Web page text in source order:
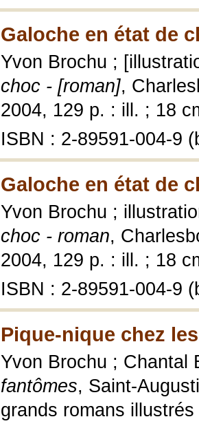
Galoche en état de
Yvon Brochu ;
choc - [roman],
2004, 129 p. : ill. ; 18
ISBN : 2-89591-004-9
Galoche en état de
Yvon Brochu ;
choc - roman,
2004, 129 p. : ill. ; 18
ISBN : 2-89591-004-9
Pique-nique chez
Yvon Brochu ;
fantômes, Saint-
grands romans